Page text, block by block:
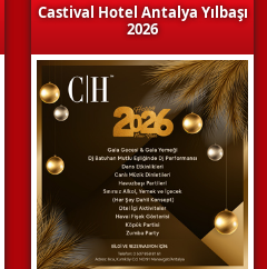
Castival Hotel Antalya Yılbaşı
2026